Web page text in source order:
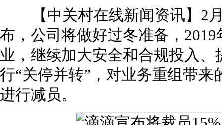
【中关村在线新闻资讯】2月
布，公司将做好过冬准备，
业，继续加大安全和合规投入
行“关停并转”，对业务重组带
进行减员。